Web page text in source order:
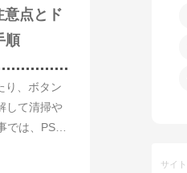
意点とド
順
り、ボタン
して清掃や
は、PS5